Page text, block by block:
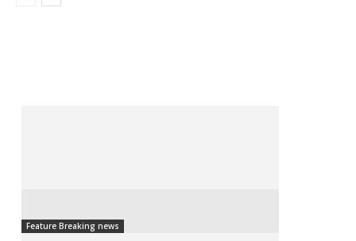
Feature Breaking news